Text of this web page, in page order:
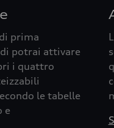
prima
potrai attivare
i quattro
le tabelle
e